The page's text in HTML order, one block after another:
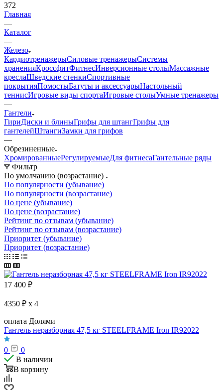
372
Главная
—
Каталог
—
Железо
КардиотренажерыСиловые тренажерыСистемы
храненияКроссфитФитнесИнверсионные столыМассажные
креслаШведские стенкиСпортивные
покрытияПомостыБатуты и аксессуарыНастольный
теннисИгровые виды спортаИгровые столыУмные тренажеры
—
Гантели
ГириДиски и блиныГрифы для штангГрифы для
гантелейШтангиЗамки для грифов
—
Обрезиненные
ХромированныеРегулируемыеДля фитнесаГантельные ряды
Фильтр
По умолчанию (возрастание)
По популярности (убывание)
По популярности (возрастание)
По цене (убывание)
По цене (возрастание)
Рейтинг по отзывам (убывание)
Рейтинг по отзывам (возрастание)
Приоритет (убывание)
Приоритет (возрастание)
17 400 ₽
4350 ₽ x 4
оплата Долями
Гантель неразборная 47,5 кг STEELFRAME Iron IR92022
0
0
В наличии
В корзину